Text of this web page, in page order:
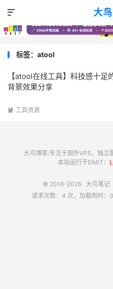
大

标签：atool
【atool在线工具】科技感十足
背景效果分享
 工具资源
大鸟博客:专注于国外VPS，独立
本站运行于DMIT：
© 2016-2026 大鸟笔记
请求次数：4 次，加载用时